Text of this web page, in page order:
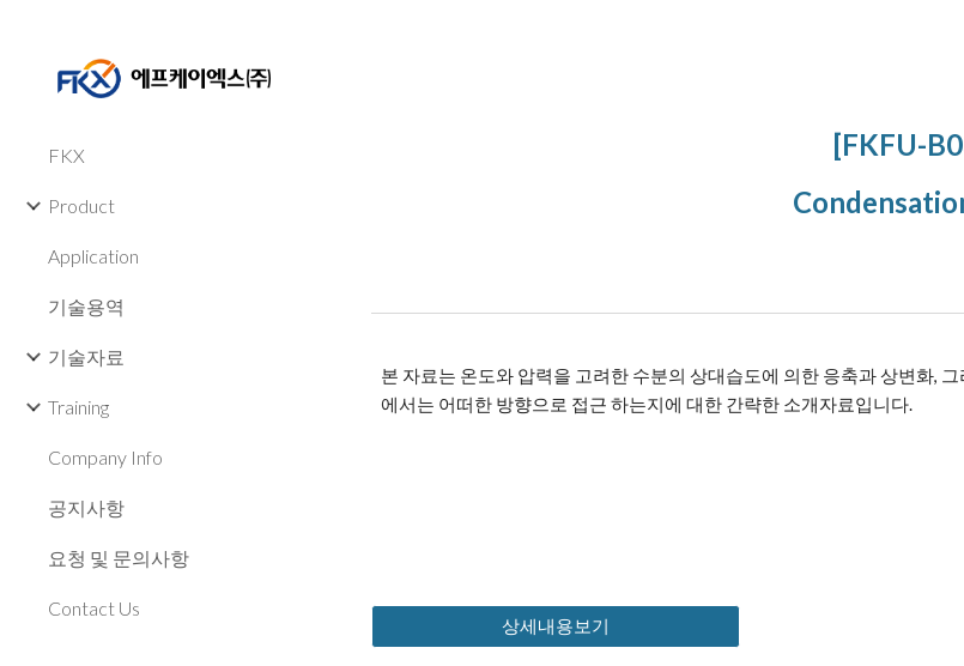
FKX
Product
Application
기술용역
기술자료
Training
Company Info
공지사항
요청 및 문의사항
Contact Us
[FKFU-
본 자료는 온도와 압력을 고려한 수분의 상대습도에 의한 응축과 상변화,
에서는 어떠한 방향으로 접근 하는지에 대한 간략한 소개자료입니다.
상세내용보기